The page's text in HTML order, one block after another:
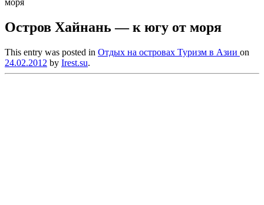
моря
Остров Хайнань — к югу от моря
This entry was posted in Отдых на островах Туризм в Азии on
24.02.2012 by Irest.su.